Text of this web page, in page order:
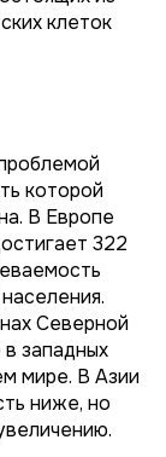
клеток
которой
В Европе
322
Северной
западных
мире. В Азии
ниже, но